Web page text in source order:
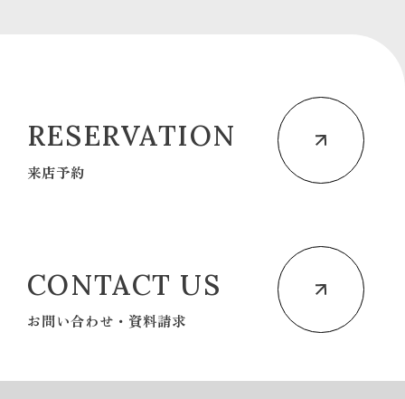
RESERVATION
来店予約
CONTACT US
お問い合わせ・資料請求